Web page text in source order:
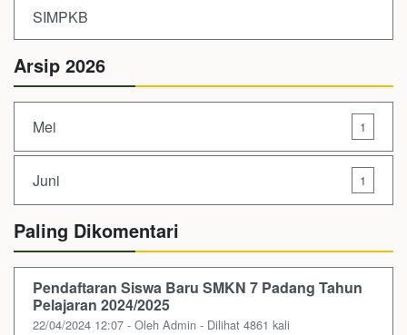
SIMPKB
Arsip 2026
Mei 1
Juni 1
Paling Dikomentari
Pendaftaran Siswa Baru SMKN 7 Padang Tahun
Pelajaran 2024/2025
22/04/2024 12:07 - Oleh Admin - Dilihat 4861 kali